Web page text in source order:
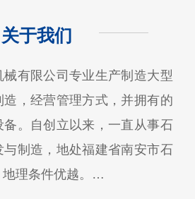
关于我们
有限公司专业生产制造大型
，经营管理方式，并拥有的
。自创立以来，一直从事石
制造，地处福建省南安市石
地理条件优越。…